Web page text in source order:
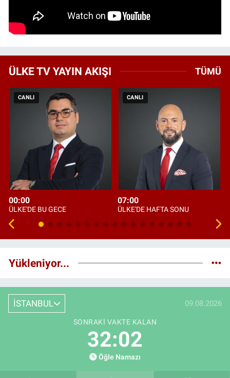
ÜLKE TV YAYIN AKIŞI TÜMÜ
CANLI
00:00
ÜLKE'DE BU GECE
CANLI
07:00
ÜLKE'DE HAFTA SONU
Yükleniyor...
İSTANBUL 09.08.2026
SONRAKI VAKTE KALAN
32:01
Öğle Namazı